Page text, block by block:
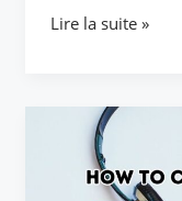
Lire la suite »
Sélection
programme